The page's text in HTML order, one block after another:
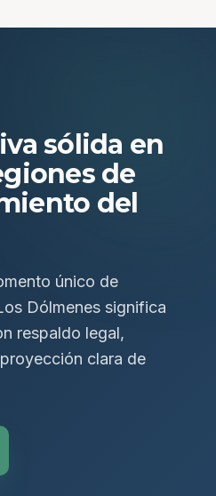
sólida en
de
del
único de
Dólmenes significa
respaldo legal,
clara de